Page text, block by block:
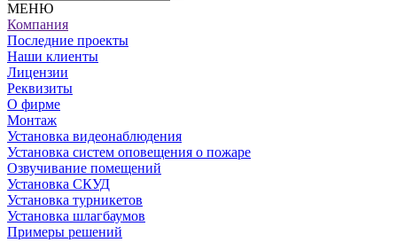
МЕНЮ
Компания
Последние проекты
Наши клиенты
Лицензии
Реквизиты
О фирме
Монтаж
Установка видеонаблюдения
Установка систем оповещения о пожаре
Озвучивание помещений
Установка СКУД
Установка турникетов
Установка шлагбаумов
Примеры решений